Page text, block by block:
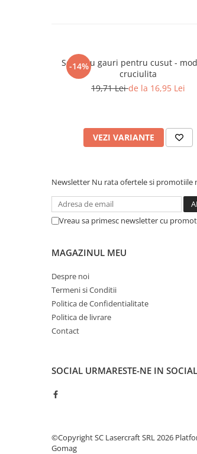
-14%
Set Ie cu gauri pentru cusut -
cruciulita
19,71 Leide la 16,95 Lei
VEZI VARIANTE
Newsletter Nu rata ofertele si promotiile
Vreau sa primesc newsletter cu
MAGAZINUL MEU
Despre noi
Termeni si Conditii
Politica de Confidentialitate
Politica de livrare
Contact
SOCIAL URMARESTE-NE IN
©Copyright SC Lasercraft SRL 2026
Gomag